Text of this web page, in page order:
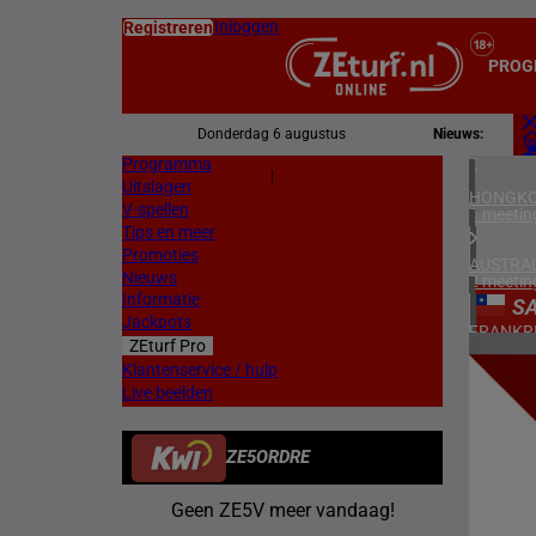
RegistrerenInloggen
Donderdag 6 augustus Nieuws:
Programma
Uitslagen
V-spellen
Tips en meer
Promoties
Nieuws
Informatie
Jackpots
ZEturf Pro
Klantenservice / hulp
Live beelden
ZE5ORDRE
Geen ZE5V meer vandaag!
1
2
1
12
12/04/